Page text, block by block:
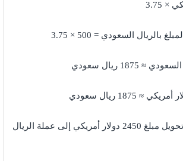
× 3.75
بالريال السعودي = 500 × 3.75
≈ 1875 ريال سعودي
تحويل مبلغ 2450 دولار أمريكي إلى عملة الريال